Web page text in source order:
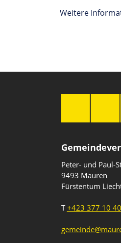
Weitere
Peter- und Paul-
9493 Mauren
Fürstentum
T+423 377 10 40